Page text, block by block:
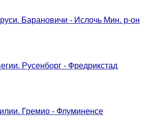
Барановичи - Ислочь Мин. р-он
Русенборг - Фредрикстад
Гремио - Флуминенсе